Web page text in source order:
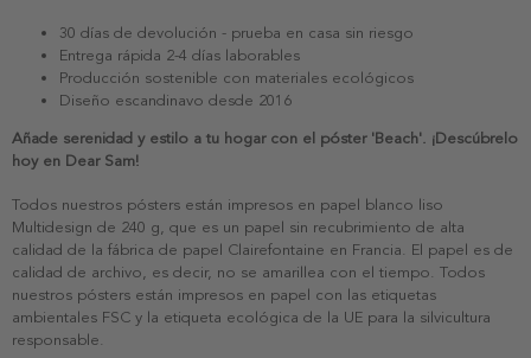
30 días de devolución - prueba en casa sin riesgo
Entrega rápida 2-4 días laborables
Producción sostenible con materiales ecológicos
Diseño escandinavo desde 2016
Añade serenidad y estilo a tu hogar con el póster 'Beach'. ¡Descúbrelo
hoy en Dear Sam!
Todos nuestros pósters están impresos en papel blanco liso
Multidesign de 240 g, que es un papel sin recubrimiento de alta
calidad de la fábrica de papel Clairefontaine en Francia. El papel es de
calidad de archivo, es decir, no se amarillea con el tiempo. Todos
nuestros pósters están impresos en papel con las etiquetas
ambientales FSC y la etiqueta ecológica de la UE para la silvicultura
responsable.